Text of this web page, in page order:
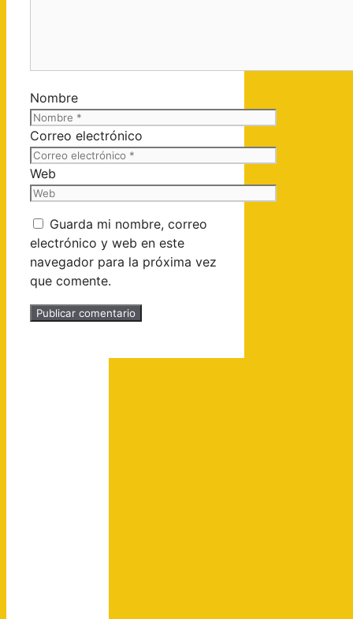
Nombre
Correo electrónico
Web
Guarda mi nombre, correo
electrónico y web en este
navegador para la próxima vez
que comente.